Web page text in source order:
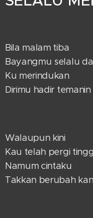
Bila malam tiba
Bayangmu selalu
Ku merindukan
Dirimu hadir temanin
Walaupun kini
Kau telah pergi
Namum cintaku
Takkan berubah